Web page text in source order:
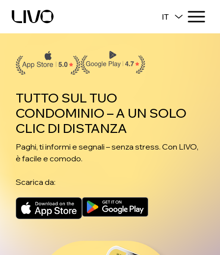
IT
TUTTO SUL TUO
CONDOMINIO – A UN SOLO
CLIC DI DISTANZA
Paghi, ti informi e segnali – senza stress. Con LIVO,
è facile e comodo.
Scarica da: